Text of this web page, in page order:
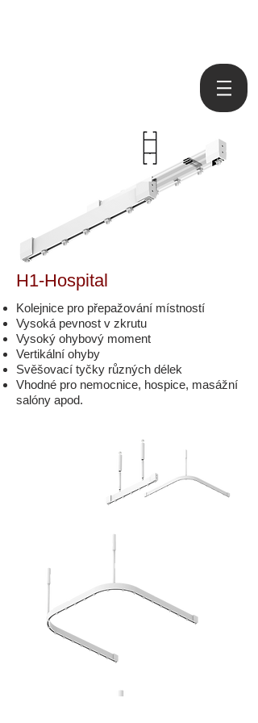
H1-Hospital
Kolejnice pro přepažování místností
Vysoká pevnost v zkrutu
Vysoký ohybový moment
Vertikální ohyby
Svěšovací tyčky různých délek
Vhodné pro nemocnice, hospice, masážní
salóny apod.